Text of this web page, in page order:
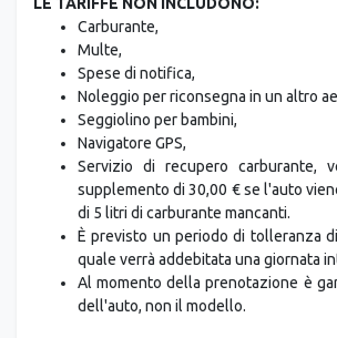
Carburante,
Multe,
Spese di notifica,
Noleggio per riconsegna in un altro
Seggiolino per bambini,
Navigatore GPS,
Servizio di recupero carburante,
supplemento di 30,00 € se l'auto
di 5 litri di carburante mancanti.
È previsto un periodo di tolleranza
quale verrà addebitata una giornata
Al momento della prenotazione è
dell'auto, non il modello.